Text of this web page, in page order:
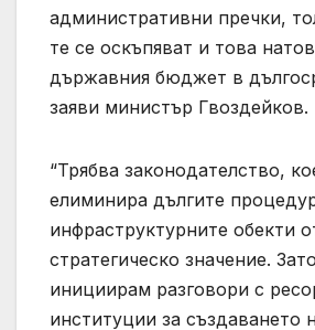
административни пречки,
те се оскъпяват и това
държавния бюджет в
заяви министър Гвоздейков.
“Трябва законодателство,
елиминира дългите
инфраструктурните обекти
стратегическо значение.
инициирам разговори с
институции за създаването